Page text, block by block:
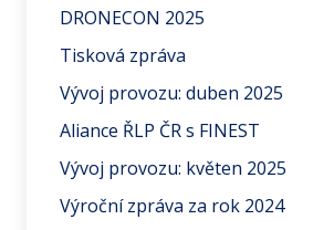
DRONECON 2025
Tisková zpráva
Vývoj provozu: duben 2025
Aliance ŘLP ČR s FINEST
Vývoj provozu: květen 2025
Výroční zpráva za rok 2024